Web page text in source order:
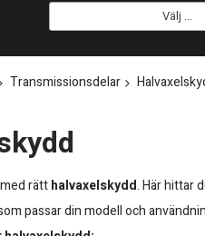
Välj ...
Transmissionsdelar
rätthalvaxelskydd. Här hittar
passar din modell och